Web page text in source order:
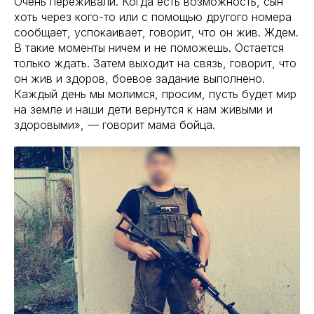
хоть через кого-то или с помощью другого номера
сообщает, успокаивает, говорит, что он жив. Ждем.
В такие моменты ничем и не поможешь. Остается
только ждать. Затем выходит на связь, говорит, что
он жив и здоров, боевое задание выполнено.
Каждый день мы молимся, просим, пусть будет мир
на земле и наши дети вернутся к нам живыми и
здоровыми», — говорит мама бойца.